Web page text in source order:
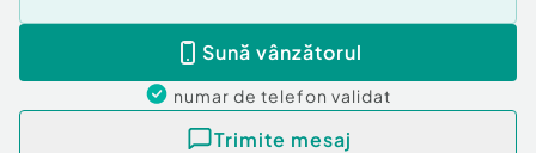
Sună vânzătorul
numar de telefon validat
Trimite mesaj